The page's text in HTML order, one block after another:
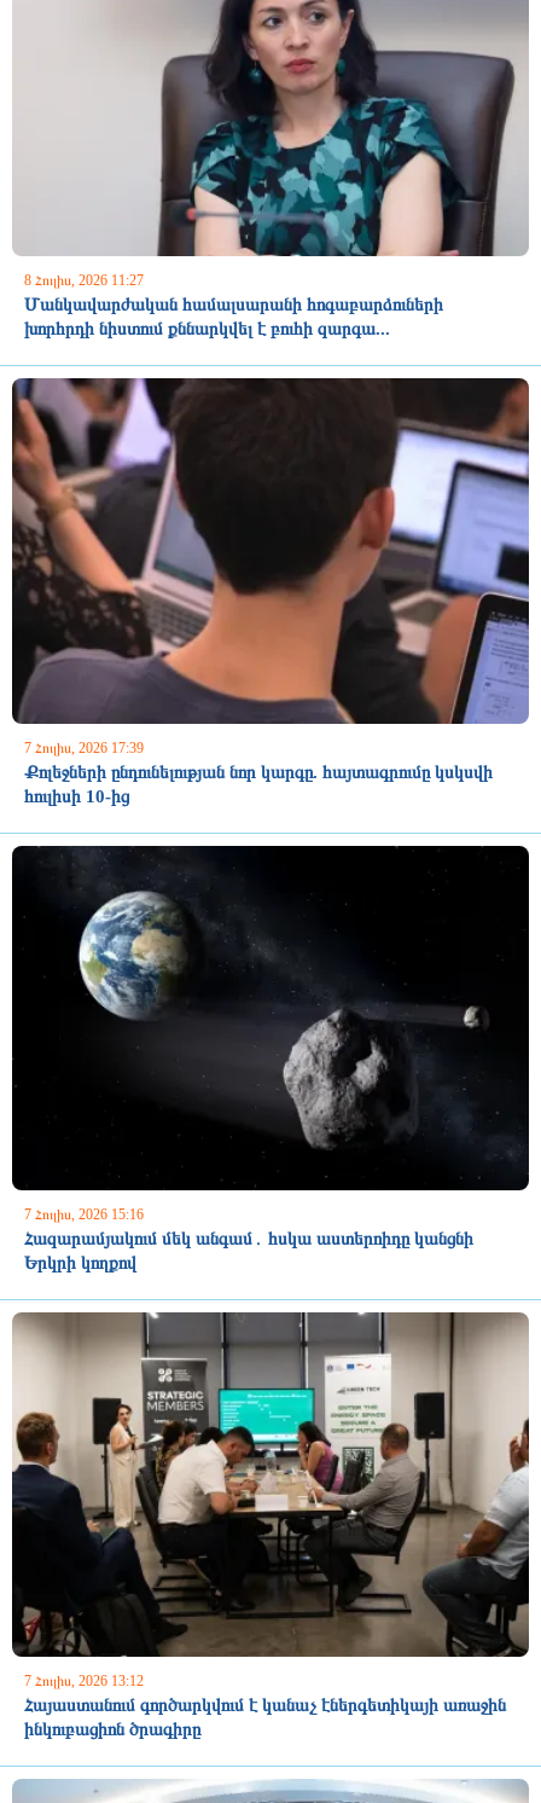
8 Հուլիս, 2026 11:27
Մանկավարժական համալսարանի հոգաբարձուների
խորհրդի նիստում քննարկվել է բուհի զարգա...
7 Հուլիս, 2026 17:39
Քոլեջների ընդունելության նոր կարգը. հայտագրումը կսկսվի
հուլիսի 10-ից
7 Հուլիս, 2026 15:16
Հազարամյակում մեկ անգամ․ հսկա աստերոիդը կանցնի
Երկրի կողքով
7 Հուլիս, 2026 13:12
Հայաստանում գործարկվում է կանաչ էներգետիկայի առաջին
ինկուբացիոն ծրագիրը